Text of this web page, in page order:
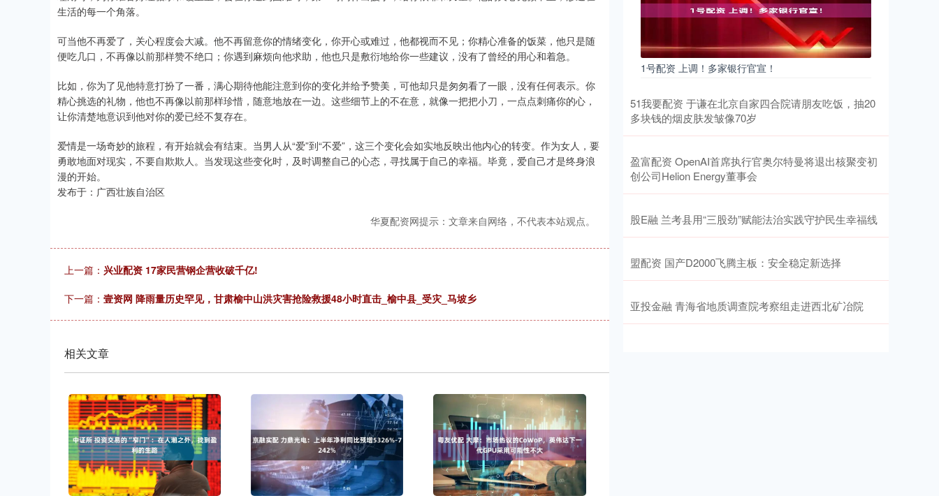
生活的每一个角落。
可当他不再爱了，关心程度会大减。他不再留意你的情绪变化，你开心或难过，他都视而不见；你精心准备的饭菜，他只是随
便吃几口，不再像以前那样赞不绝口；你遇到麻烦向他求助，他也只是敷衍地给你一些建议，没有了曾经的用心和着急。
比如，你为了见他特意打扮了一番，满心期待他能注意到你的变化并给予赞美，可他却只是匆匆看了一眼，没有任何表示。你
精心挑选的礼物，他也不再像以前那样珍惜，随意地放在一边。这些细节上的不在意，就像一把把小刀，一点点刺痛你的心，
让你清楚地意识到他对你的爱已经不复存在。
爱情是一场奇妙的旅程，有开始就会有结束。当男人从“爱”到“不爱”，这三个变化会如实地反映出他内心的转变。作为女人，要
勇敢地面对现实，不要自欺欺人。当发现这些变化时，及时调整自己的心态，寻找属于自己的幸福。毕竟，爱自己才是终身浪
漫的开始。
发布于：广西壮族自治区
华夏配资网提示：文章来自网络，不代表本站观点。
上一篇： 兴业配资 17家民营钢企营收破千亿!
下一篇： 壹资网 降雨量历史罕见，甘肃榆中山洪灾害抢险救援48小时直击_榆中县_受灾_马坡乡
相关文章
1号配资 上调！多家银行官宣！
51我要配资 于谦在北京自家四合院请朋友吃饭，抽20
多块钱的烟皮肤发皱像70岁
盈富配资 OpenAI首席执行官奥尔特曼将退出核聚变初
创公司Helion Energy董事会
股E融 兰考县用“三股劲”赋能法治实践守护民生幸福线
盟配资 国产D2000飞腾主板：安全稳定新选择
亚投金融 青海省地质调查院考察组走进西北矿冶院